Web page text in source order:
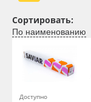
Сортировать:
По наименованию
Доступно